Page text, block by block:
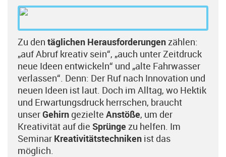
Zu den täglichen Herausforderungenzählen:
„auf Abruf kreativ sein“, „auch unter Zeitdruck
neue Ideen entwickeln“ und „alte Fahrwasser
verlassen“. Denn: Der Ruf nach Innovation und
neuen Ideen ist laut. Doch im Alltag, wo Hektik
und Erwartungsdruck herrschen, braucht
unserGehirn gezielte Anstöße, um der
Kreativität auf die Sprünge zu helfen. Im
Seminar Kreativitätstechniken ist das
möglich.